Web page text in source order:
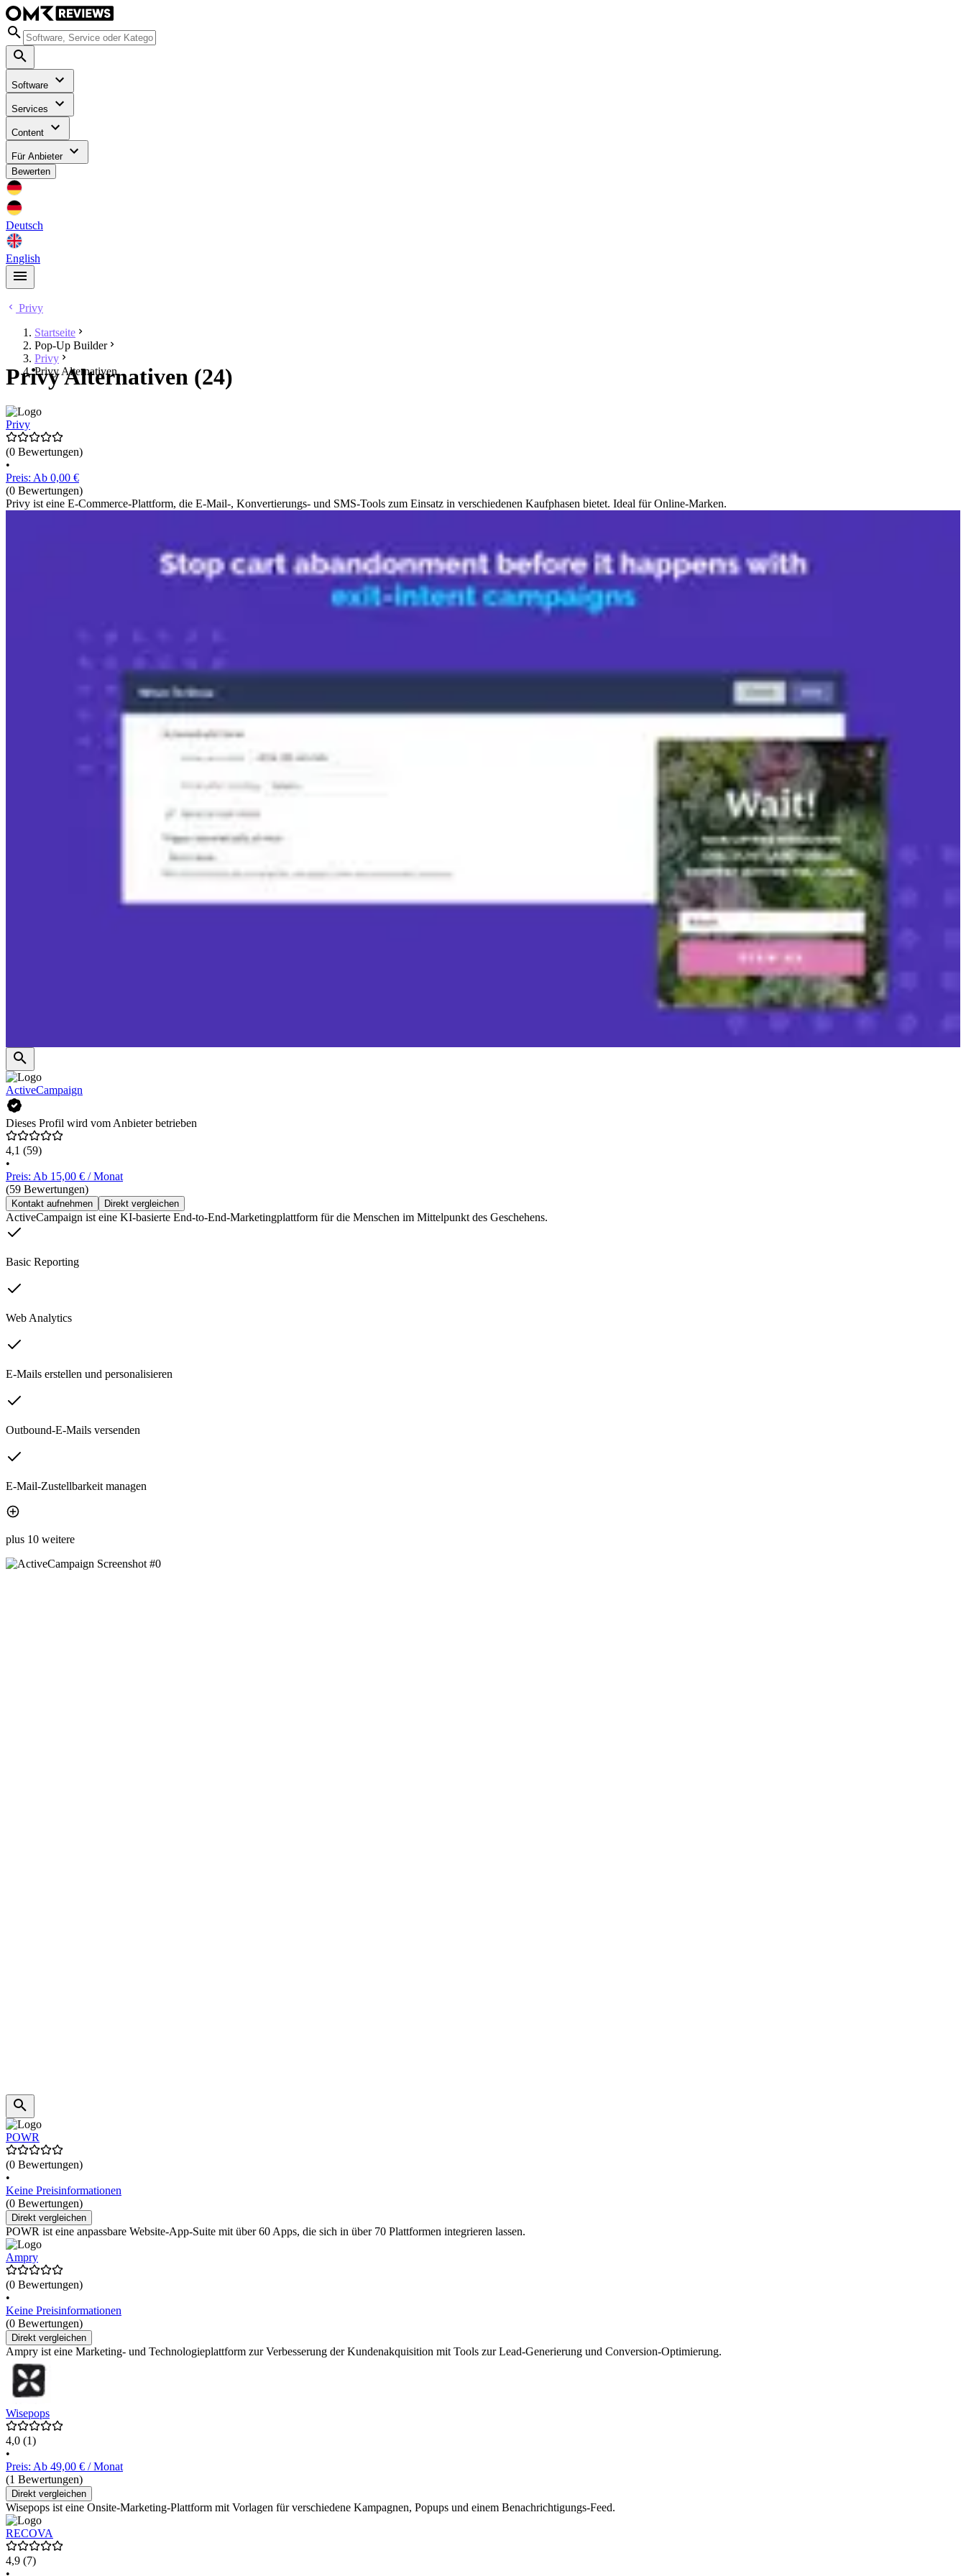
Software
Services
Content
Für Anbieter
Bewerten
Deutsch
English
Privy
Startseite
Pop-Up Builder
Privy
Privy Alternativen
Privy Alternativen (24)
Privy
(0 Bewertungen)
•
Preis: Ab 0,00 €
(0 Bewertungen)
Privy ist eine E-Commerce-Plattform, die E-Mail-, Konvertierungs- und SMS-Tools zum Einsatz in verschiedenen Kaufphasen bietet. Ideal für Online-Marken.
ActiveCampaign
Dieses Profil wird vom Anbieter betrieben
4,1 (59)
•
Preis: Ab 15,00 € / Monat
(59 Bewertungen)
Kontakt aufnehmen Direkt vergleichen
ActiveCampaign ist eine KI-basierte End-to-End-Marketingplattform für die Menschen im Mittelpunkt des Geschehens.
Basic Reporting
Web Analytics
E-Mails erstellen und personalisieren
Outbound-E-Mails versenden
E-Mail-Zustellbarkeit managen
plus 10 weitere
POWR
(0 Bewertungen)
•
Keine Preisinformationen
(0 Bewertungen)
Direkt vergleichen
POWR ist eine anpassbare Website-App-Suite mit über 60 Apps, die sich in über 70 Plattformen integrieren lassen.
Ampry
(0 Bewertungen)
•
Keine Preisinformationen
(0 Bewertungen)
Direkt vergleichen
Ampry ist eine Marketing- und Technologieplattform zur Verbesserung der Kundenakquisition mit Tools zur Lead-Generierung und Conversion-Optimierung.
Wisepops
4,0 (1)
•
Preis: Ab 49,00 € / Monat
(1 Bewertungen)
Direkt vergleichen
Wisepops ist eine Onsite-Marketing-Plattform mit Vorlagen für verschiedene Kampagnen, Popups und einem Benachrichtigungs-Feed.
RECOVA
4,9 (7)